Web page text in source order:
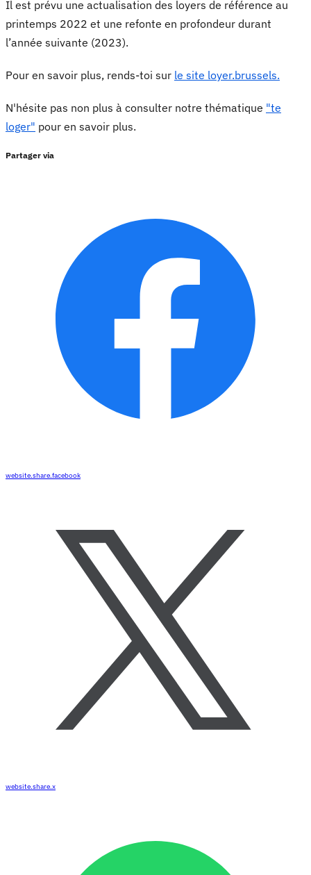
Il est prévu une actualisation des loyers de référence au
printemps 2022 et une refonte en profondeur durant
l’année suivante (2023).
Pour en savoir plus, rends-toi sur le site loyer.brussels.
N'hésite pas non plus à consulter notre thématique "te
loger" pour en savoir plus.
Partager via
website.share.facebook
website.share.x